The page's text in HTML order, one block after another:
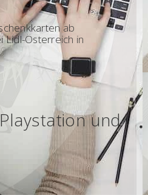
ab
Lidl-Österreich in
und